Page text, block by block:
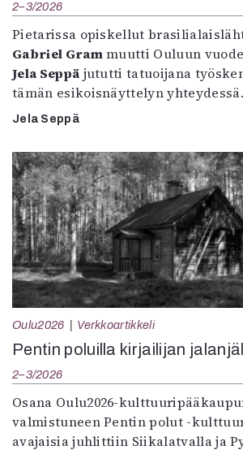
2–3/2026
Pietarissa opiskellut
Gabriel Grammuutti Ouluun
Jela Seppä jututti tatuoijana
tämän esikoisnäyttelyn yhteydessä.
Jela Seppä
Oulu2026 Verkkoartikkeli
Pentin poluilla kirjailijan
2–3/2026
Osana Oulu2026-
valmistuneen Pentin polut -
avajaisia juhlittiin Siikalatvalla ja